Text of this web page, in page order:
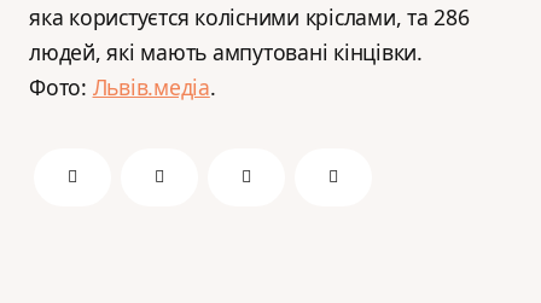
яка користуєтся колісними кріслами, та 286
людей, які мають ампутовані кінцівки.
Фото: Львів.медіа.